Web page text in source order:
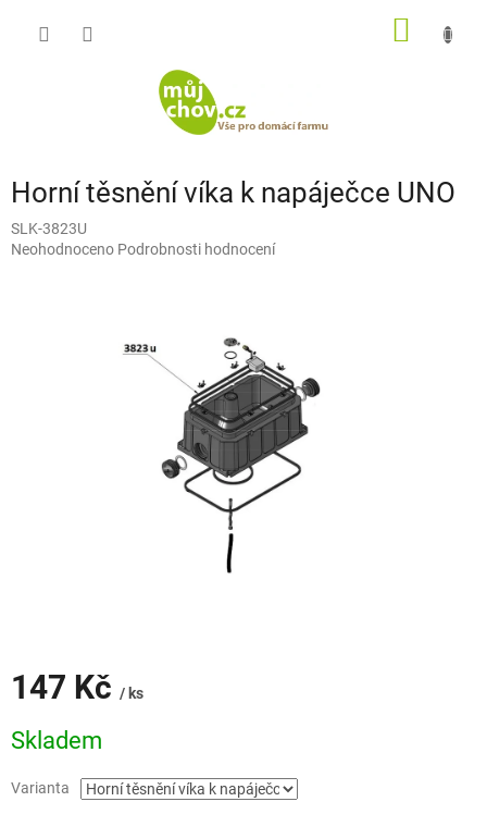
Horní těsnění víka k napáječce UNO
SLK-3823U
Průměrné
Neohodnoceno Podrobnosti hodnocení
147 Kč / ks
cena:
Skladem
Varianta